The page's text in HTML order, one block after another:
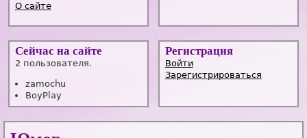
О сайте
Сейчас на сайте
2 пользователя.
zamochu
BoyPlay
Регистрация
Войти
Зарегистрироваться